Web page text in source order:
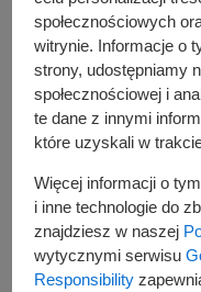
społecznościowych
witrynie. Informacje o
strony, udostępniamy
społecznościowej i
te dane z innymi
które uzyskali w
Więcej informacji o
i inne technologie do
znajdziesz w naszej
wytycznymi serwisu
Responsibility